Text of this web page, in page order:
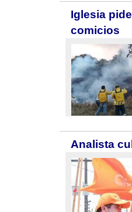
Iglesia
comicios
Analista